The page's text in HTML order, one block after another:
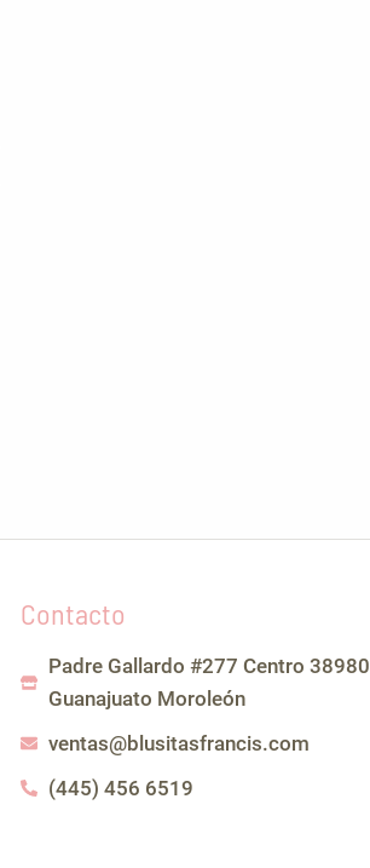
Contacto
Padre Gallardo #277 Centro 38980
Guanajuato Moroleón
ventas@blusitasfrancis.com
(445) 456 6519